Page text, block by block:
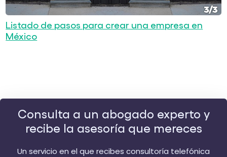
Listado de pasos para crear una empresa en
México
Consulta a un abogado experto y
recibe la asesoría que mereces
Un servicio en el que recibes consultoría telefónica